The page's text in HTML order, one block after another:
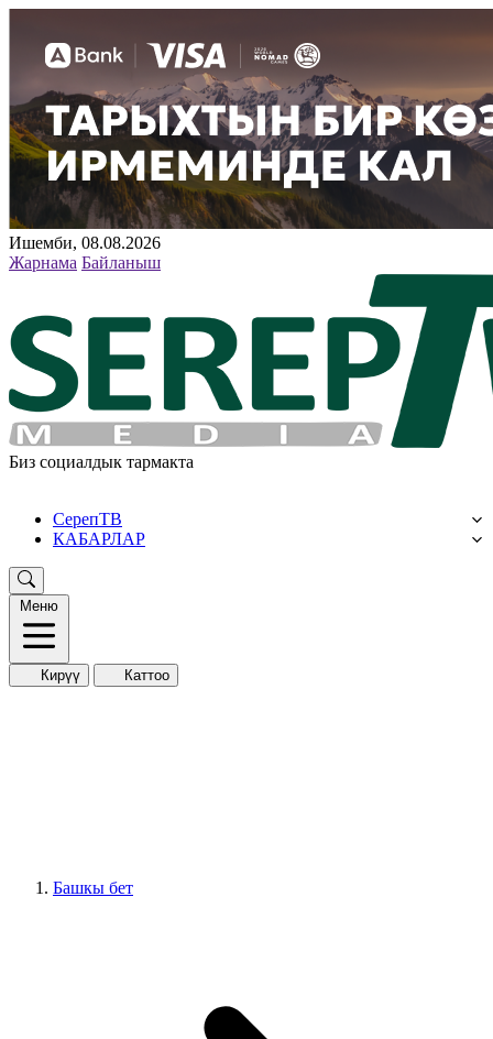
Ишемби, 08.08.2026
Жарнама Байланыш
Биз социалдык тармакта
СерепТВ
КАБАРЛАР
Меню
Кирүү Каттоо
Башкы бет